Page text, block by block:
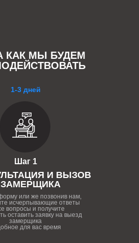
КАК МЫ БУДЕМ
1-3 дней
Шаг 1
И ВЫЗОВ
ЗАМЕРЩИКА
или же позвонив нам,
исчерпывающие ответы
вопросы и получите
оставить заявку на выезд
замерщика
для вас время